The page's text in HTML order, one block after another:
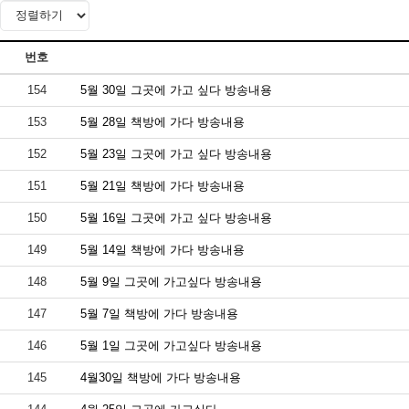
번호
154 5월 30일 그곳에 가고 싶다 방송내용
153 5월 28일 책방에 가다 방송내용
152 5월 23일 그곳에 가고 싶다 방송내용
151 5월 21일 책방에 가다 방송내용
150 5월 16일 그곳에 가고 싶다 방송내용
149 5월 14일 책방에 가다 방송내용
148 5월 9일 그곳에 가고싶다 방송내용
147 5월 7일 책방에 가다 방송내용
146 5월 1일 그곳에 가고싶다 방송내용
145 4월30일 책방에 가다 방송내용